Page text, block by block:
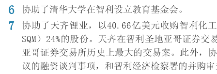
协助了清华大学在智利设立教育基金会。
协助了天齐锂业，以40.66亿美元收购智利
SQM）24%的股份。天齐在智利圣地亚哥证券
亚哥证券交易所历史上最大的交易案。此外，
议的融资谈判事项，和智利经济检察署的并购